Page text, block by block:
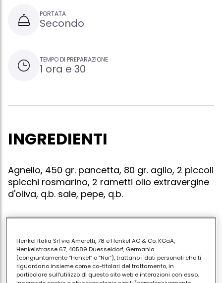
PORTATA
Secondo
TEMPO DI PREPARAZIONE
1 ora e 30
INGREDIENTI
Agnello, 450 gr. pancetta, 80 gr. aglio, 2 piccoli
spicchi rosmarino, 2 rametti olio extravergine
d'oliva, q.b. sale, pepe, q.b.
Sciacquate l'agnello. steccate la carne con i rametti
di rosmarino. sminuzzate l'aglio e unitelo al
rosmarino. ricoprite con fette sottili di pancetta.
insaporite con sale e pepe. stendente dell'olio in una
Henkel Italia Srl via Amoretti, 78 e Henkel AG & Co. KGaA,
Henkelstrasse 67, 40589 Duesseldorf, Germania
(congiuntamente “Henkel” o “Noi”), trattano i dati personali che ti
riguardano insieme come co-titolari del trattamento, in
particolare sull'utilizzo di questo sito web e interazioni con esso,